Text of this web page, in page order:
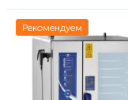
Рекомендуем